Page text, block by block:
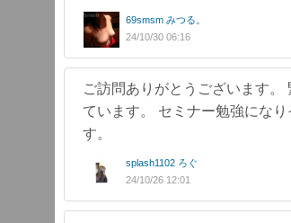
69smsm みつる。
24/10/30 06:16
ご訪問ありがとうございます
ています。 セミナー勉強にな
す。
splash1102 ろぐ
24/10/26 12:01